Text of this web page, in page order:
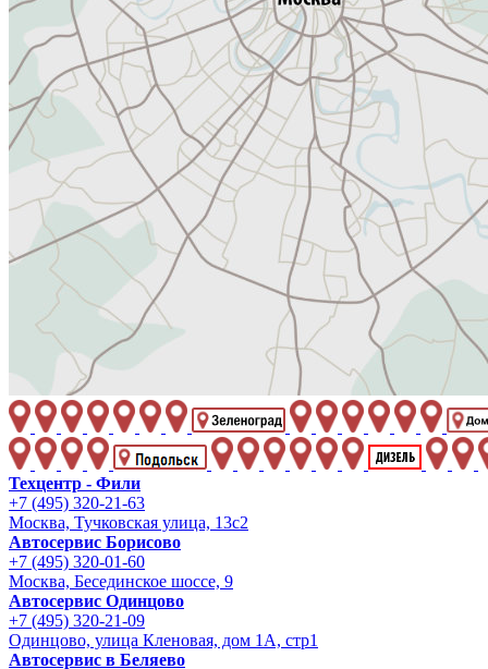
Техцентр - Фили
+7 (495) 320-21-63
Москва, Тучковская улица, 13с2
Автосервис Борисово
+7 (495) 320-01-60
Москва, Бесединское шоссе, 9
Автосервис Одинцово
+7 (495) 320-21-09
Одинцово, улица Кленовая, дом 1А, стр1
Автосервис в Беляево